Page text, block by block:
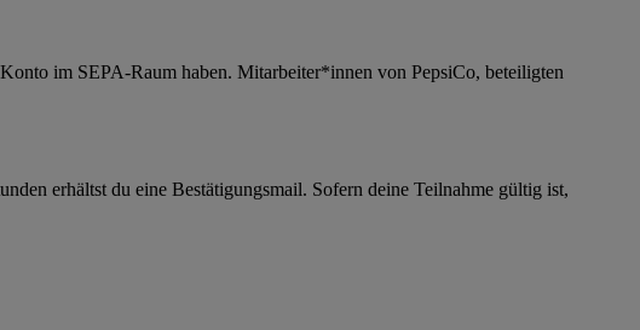
im SEPA-Raum haben. Mitarbeiter*innen von PepsiCo, beteiligten
erhältst du eine Bestätigungsmail. Sofern deine Teilnahme gültig ist,